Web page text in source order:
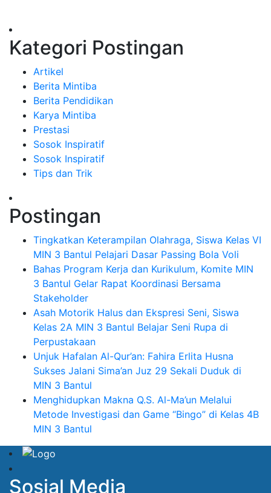
Kategori Postingan
Artikel
Berita Mintiba
Berita Pendidikan
Karya Mintiba
Prestasi
Sosok Inspiratif
Sosok Inspiratif
Tips dan Trik
Postingan
Tingkatkan Keterampilan Olahraga, Siswa Kelas VI
MIN 3 Bantul Pelajari Dasar Passing Bola Voli
Bahas Program Kerja dan Kurikulum, Komite MIN
3 Bantul Gelar Rapat Koordinasi Bersama
Stakeholder
Asah Motorik Halus dan Ekspresi Seni, Siswa
Kelas 2A MIN 3 Bantul Belajar Seni Rupa di
Perpustakaan
Unjuk Hafalan Al-Qur’an: Fahira Erlita Husna
Sukses Jalani Sima’an Juz 29 Sekali Duduk di
MIN 3 Bantul
Menghidupkan Makna Q.S. Al-Ma’un Melalui
Metode Investigasi dan Game “Bingo” di Kelas 4B
MIN 3 Bantul
Sosial Media